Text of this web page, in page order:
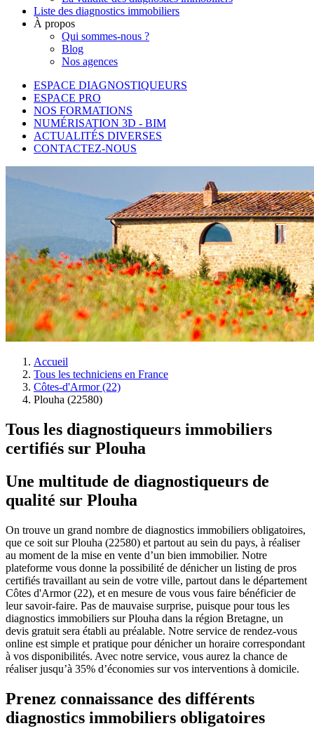
Liste des diagnostics immobiliers
À propos
Qui sommes-nous ?
Blog
Nos agences
ESPACE DIAGNOSTIQUEURS
ESPACE PRO
NOS FORMATIONS
NUMÉRISATION 3D - BIM
ACTUALITÉS DIVERSES
CONTACTEZ-NOUS
Accueil
Tous les techniciens en France
Côtes-d'Armor (22)
Plouha (22580)
Tous les diagnostiqueurs immobiliers
certifiés sur Plouha
Une multitude de diagnostiqueurs de
qualité sur Plouha
On trouve un grand nombre de diagnostics immobiliers obligatoires,
que ce soit sur Plouha (22580) et partout au sein du pays, à réaliser
au moment de la mise en vente d’un bien immobilier. Notre
plateforme vous donne la possibilité de dénicher un listing de pros
certifiés travaillant au sein de votre ville, partout dans le département
Côtes d'Armor (22), et en mesure de vous vous faire bénéficier de
leur savoir-faire. Pas de mauvaise surprise, puisque pour tous les
diagnostics immobiliers sur Plouha dans la région Bretagne, un
devis gratuit sera établi au préalable. Notre service de rendez-vous
online est simple et pratique pour dénicher un horaire correspondant
à vos disponibilités. Avec notre service, vous aurez la chance de
réaliser jusqu’à 35% d’économies sur vos interventions à domicile.
Prenez connaissance des différents
diagnostics immobiliers obligatoires